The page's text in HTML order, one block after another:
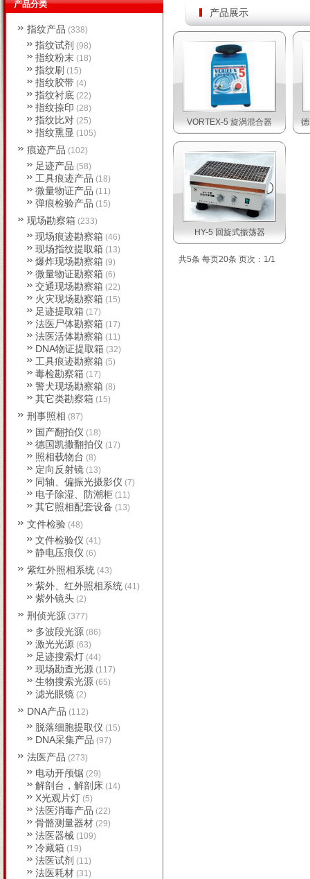
产品展示
VORTEX-5 旋涡混合器
HY-5 回旋式振荡器
共5条 每页20条 页次：1/1
产品分类
指纹产品 (338)
指纹试剂 (98)
指纹粉末 (18)
指纹刷 (15)
指纹胶带 (4)
指纹衬底 (22)
指纹捺印 (28)
指纹比对 (25)
指纹熏显 (105)
痕迹产品 (102)
足迹产品 (58)
工具痕迹产品 (18)
微量物证产品 (11)
弹痕检验产品 (15)
现场勘察箱 (233)
现场痕迹勘察箱 (46)
现场指纹提取箱 (13)
爆炸现场勘察箱 (9)
微量物证勘察箱 (6)
交通现场勘察箱 (22)
火灾现场勘察箱 (15)
足迹提取箱 (17)
法医尸体勘察箱 (17)
法医活体勘察箱 (11)
DNA物证提取箱 (32)
工具痕迹勘察箱 (5)
毒检勘察箱 (17)
警犬现场勘察箱 (8)
其它类勘察箱 (15)
刑事照相 (87)
国产翻拍仪 (18)
德国凯撒翻拍仪 (17)
照相载物台 (8)
定向反射镜 (13)
同轴、偏振光摄影仪 (7)
电子除湿、防潮柜 (11)
其它照相配套设备 (13)
文件检验 (48)
文件检验仪 (41)
静电压痕仪 (6)
紫红外照相系统 (43)
紫外、红外照相系统 (41)
紫外镜头 (2)
刑侦光源 (377)
多波段光源 (86)
激光光源 (63)
足迹搜索灯 (44)
现场勘查光源 (117)
生物搜索光源 (65)
滤光眼镜 (2)
DNA产品 (112)
脱落细胞提取仪 (15)
DNA采集产品 (97)
法医产品 (273)
电动开颅锯 (29)
解剖台，解剖床 (14)
X光观片灯 (5)
法医消毒产品 (22)
骨骼测量器材 (29)
法医器械 (109)
冷藏箱 (19)
法医试剂 (11)
法医耗材 (31)